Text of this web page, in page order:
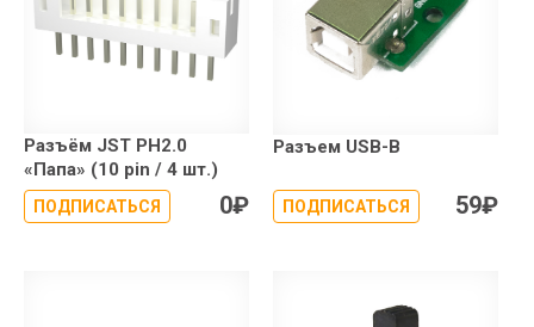
Разъём JST PH2.0
«Папа» (10 pin / 4 шт.)
ПОДПИСАТЬСЯ 0₽
Разъем USB-B
ПОДПИСАТЬСЯ 59₽